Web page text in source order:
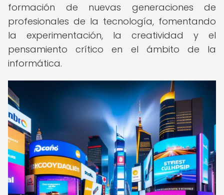
formación de nuevas generaciones de
profesionales de la tecnología, fomentando
la experimentación, la creatividad y el
pensamiento crítico en el ámbito de la
informática.